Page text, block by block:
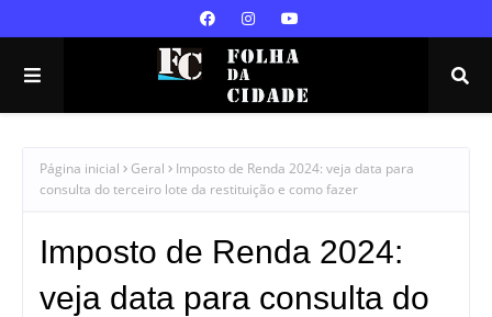
Página inicial Geral
Imposto de Renda 2024: veja data para
consulta do terceiro lote da restituição e como fazer
Imposto de Renda 2024:
veja data para consulta do